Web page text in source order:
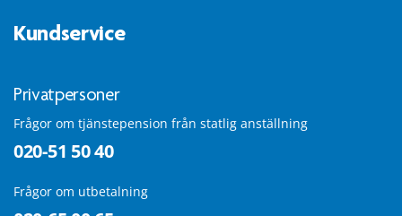
Kundservice
Privatpersoner
Frågor om tjänstepension från statlig anställning
020-51 50 40
Frågor om utbetalning